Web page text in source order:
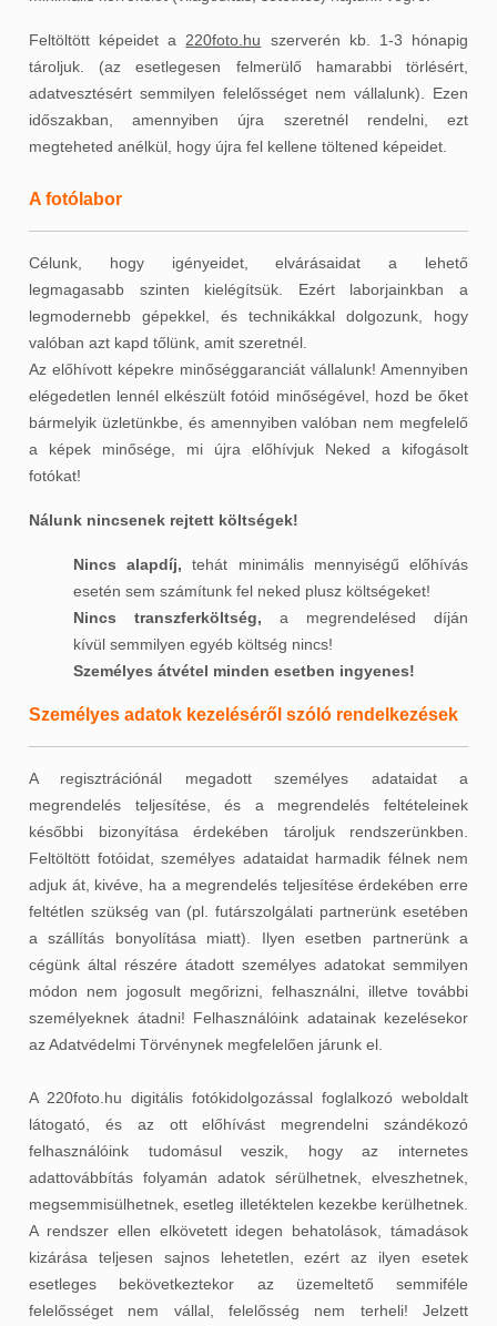
Feltöltött képeidet a 220foto.hu szerverén kb. 1-3 hónapig
tároljuk. (az esetlegesen felmerülő hamarabbi törlésért,
adatvesztésért semmilyen felelősséget nem vállalunk). Ezen
időszakban, amennyiben újra szeretnél rendelni, ezt
megteheted anélkül, hogy újra fel kellene töltened képeidet.
A fotólabor
Célunk, hogy igényeidet, elvárásaidat a lehető
legmagasabb szinten kielégítsük. Ezért laborjainkban a
legmodernebb gépekkel, és technikákkal dolgozunk, hogy
valóban azt kapd tőlünk, amit szeretnél.
Az előhívott képekre minőséggaranciát vállalunk! Amennyiben
elégedetlen lennél elkészült fotóid minőségével, hozd be őket
bármelyik üzletünkbe, és amennyiben valóban nem megfelelő
a képek minősége, mi újra előhívjuk Neked a kifogásolt
fotókat!
Nálunk nincsenek rejtett költségek!
Nincs alapdíj, tehát minimális mennyiségű előhívás
esetén sem számítunk fel neked plusz költségeket!
Nincs transzferköltség, a megrendelésed díján
kívül semmilyen egyéb költség nincs!
Személyes átvétel minden esetben ingyenes!
Személyes adatok kezeléséről szóló rendelkezések
A regisztrációnál megadott személyes adataidat a
megrendelés teljesítése, és a megrendelés feltételeinek
későbbi bizonyítása érdekében tároljuk rendszerünkben.
Feltöltött fotóidat, személyes adataidat harmadik félnek nem
adjuk át, kivéve, ha a megrendelés teljesítése érdekében erre
feltétlen szükség van (pl. futárszolgálati partnerünk esetében
a szállítás bonyolítása miatt). Ilyen esetben partnerünk a
cégünk által részére átadott személyes adatokat semmilyen
módon nem jogosult megőrizni, felhasználni, illetve további
személyeknek átadni! Felhasználóink adatainak kezelésekor
az Adatvédelmi Törvénynek megfelelően járunk el.
A 220foto.hu digitális fotókidolgozással foglalkozó weboldalt
látogató, és az ott előhívást megrendelni szándékozó
felhasználóink tudomásul veszik, hogy az internetes
adattovábbítás folyamán adatok sérülhetnek, elveszhetnek,
megsemmisülhetnek, esetleg illetéktelen kezekbe kerülhetnek.
A rendszer ellen elkövetett idegen behatolások, támadások
kizárása teljesen sajnos lehetetlen, ezért az ilyen esetek
esetleges bekövetkeztekor az üzemeltető semmiféle
felelősséget nem vállal, felelősség nem terheli! Jelzett